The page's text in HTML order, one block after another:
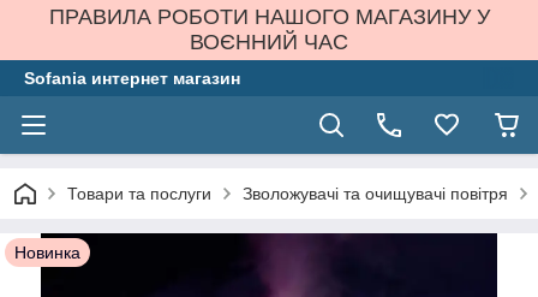
ПРАВИЛА РОБОТИ НАШОГО МАГАЗИНУ У
ВОЄННИЙ ЧАС
Sofania интернет магазин
Товари та послуги Зволожувачі та очищувачі повітря
Новинка